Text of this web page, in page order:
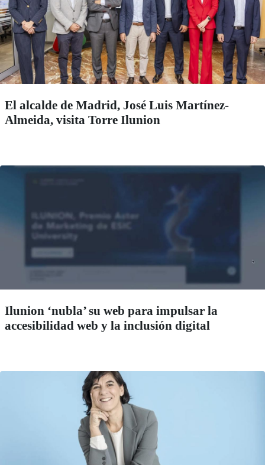
El alcalde de Madrid, José Luis Martínez-
Almeida, visita Torre Ilunion
Ilunion ‘nubla’ su web para impulsar la
accesibilidad web y la inclusión digital